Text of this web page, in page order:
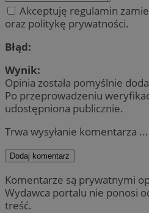
Akceptuję regulamin
oraz politykę prywatności.
Błąd:
Wynik:
Opinia została pomyślnie
Po przeprowadzeniu
udostępniona publicznie.
Trwa wysyłanie komentarza ...
Dodaj komentarz
Komentarze są prywatnymi
Wydawca portalu nie ponosi
treść.